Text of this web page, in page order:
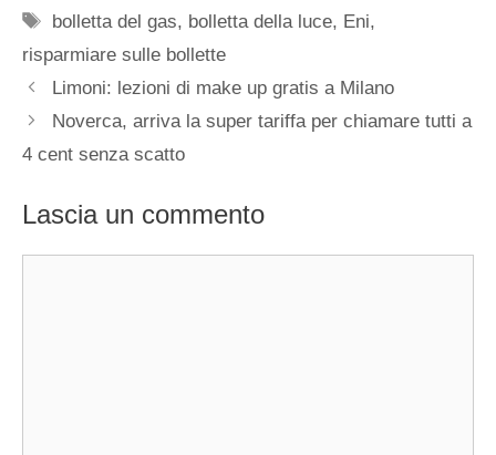
Tag
bolletta del gas, bolletta della luce, Eni,
risparmiare sulle bollette
Limoni: lezioni di make up gratis a Milano
Noverca, arriva la super tariffa per chiamare tutti a
4 cent senza scatto
Lascia un commento